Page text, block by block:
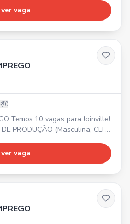
20% Insalubridade. 🎁
R$ 20,33/dia trabalhado +
ver vaga
0
DE USINAGEM (Masculina, CLT
ver vaga